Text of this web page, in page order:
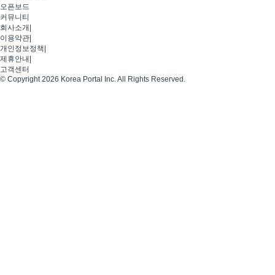
오픈보드
커뮤니티
회사소개
이용약관
개인정보정책
제휴안내
고객센터
© Copyright 2026 Korea Portal Inc. All Rights Reserved.